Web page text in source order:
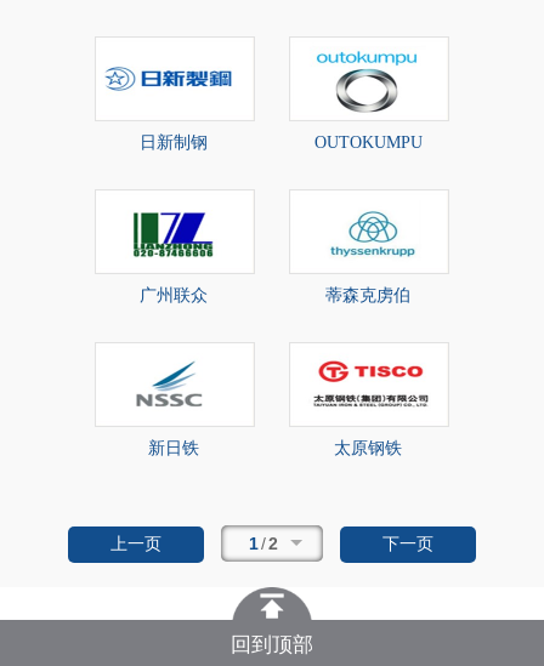
日新制钢 OUTOKUMPU
广州联众 蒂森克虏伯
新日铁 太原钢铁
上一页 1/2 下一页
回到顶部